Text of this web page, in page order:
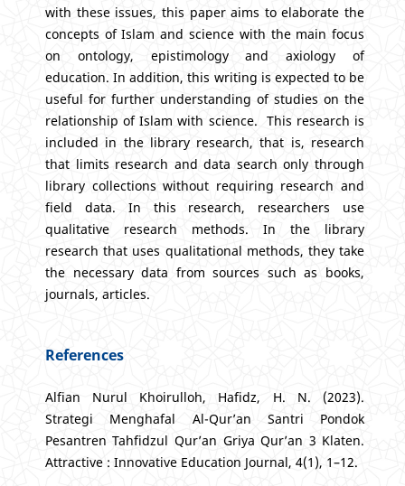
with these issues, this paper aims to elaborate the
concepts of Islam and science with the main focus
on ontology, epistimology and axiology of
education. In addition, this writing is expected to be
useful for further understanding of studies on the
relationship of Islam with science. This research is
included in the library research, that is, research
that limits research and data search only through
library collections without requiring research and
field data. In this research, researchers use
qualitative research methods. In the library
research that uses qualitational methods, they take
the necessary data from sources such as books,
journals, articles.
References
Alfian Nurul Khoirulloh, Hafidz, H. N. (2023).
Strategi Menghafal Al-Qur’an Santri Pondok
Pesantren Tahfidzul Qur’an Griya Qur’an 3 Klaten.
Attractive : Innovative Education Journal, 4(1), 1–12.